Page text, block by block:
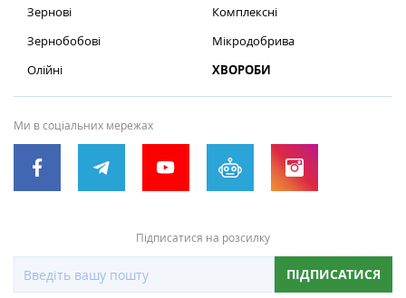
Зернові
Зернобобові
Олійні
Комплексні
Мікродобрива
ХВОРОБИ
Ми в соціальних мережах
Підписатися на розсилку
ПІДПИСАТИСЯ